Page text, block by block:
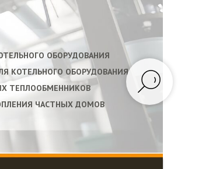
ОБОРУДОВАНИЯ
КОТЕЛЬНОГО ОБОРУДОВАНИЯ
ТЕПЛООБМЕННИКОВ
ЧАСТНЫХ ДОМОВ